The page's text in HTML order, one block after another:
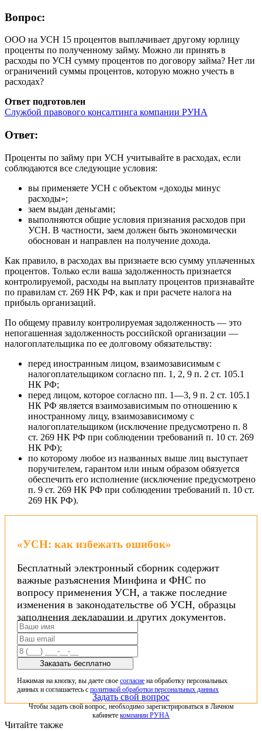
Вопрос:
ООО на УСН 15 процентов выплачивает другому юрлицу
проценты по полученному займу. Можно ли принять в
расходы по УСН сумму процентов по договору займа? Нет ли
ограничений суммы процентов, которую можно учесть в
расходах?
Ответ подготовлен
Службой правового консалтинга компании РУНА
Ответ:
Проценты по займу при УСН учитывайте в расходах, если
соблюдаются все следующие условия:
вы применяете УСН с объектом «доходы минус
расходы»;
заем выдан деньгами;
выполняются общие условия признания расходов при
УСН. В частности, заем должен быть экономически
обоснован и направлен на получение дохода.
Как правило, в расходах вы признаете всю сумму уплаченных
процентов. Только если ваша задолженность признается
контролируемой, расходы на выплату процентов признавайте
по правилам ст. 269 НК РФ, как и при расчете налога на
прибыль организаций.
По общему правилу контролируемая задолженность — это
непогашенная задолженность российской организации —
налогоплательщика по ее долговому обязательству:
перед иностранным лицом, взаимозависимым с
налогоплательщиком согласно пп. 1, 2, 9 п. 2 ст. 105.1
НК РФ;
перед лицом, которое согласно пп. 1—3, 9 п. 2 ст. 105.1
НК РФ является взаимозависимым по отношению к
иностранному лицу, взаимозависимому с
налогоплательщиком (исключение предусмотрено п. 8
ст. 269 НК РФ при соблюдении требований п. 10 ст. 269
НК РФ);
по которому любое из названных выше лиц выступает
поручителем, гарантом или иным образом обязуется
обеспечить его исполнение (исключение предусмотрено
п. 9 ст. 269 НК РФ при соблюдении требований п. 10 ст.
269 НК РФ).
«УСН: как избежать ошибок»
Бесплатный электронный сборник содержит
важные разъяснения Минфина и ФНС по
вопросу применения УСН, а также последние
изменения в законодательстве об УСН, образцы
заполнения декларации и других документов.
Заказать бесплатно
Нажимая на кнопку, вы даете свое согласие на обработку персональных
данных и соглашаетесь с политикой обработки персональных данных
Задать свой вопрос
Чтобы задать свой вопрос, необходимо зарегистрироваться в Личном
кабинете компании РУНА
Читайте также